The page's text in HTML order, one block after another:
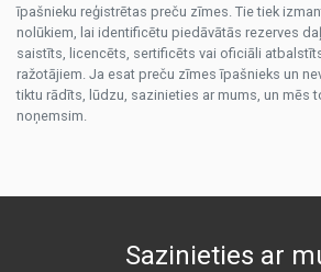
īpašnieku reģistrētas preču zīmes. Tie tiek
nolūkiem, lai identificētu piedāvātās rezerves
saistīts, licencēts, sertificēts vai oficiāli
ražotājiem. Ja esat preču zīmes īpašnieks un
tiktu rādīts, lūdzu, sazinieties ar mums, un mēs
noņemsim.
Sazinieties ar